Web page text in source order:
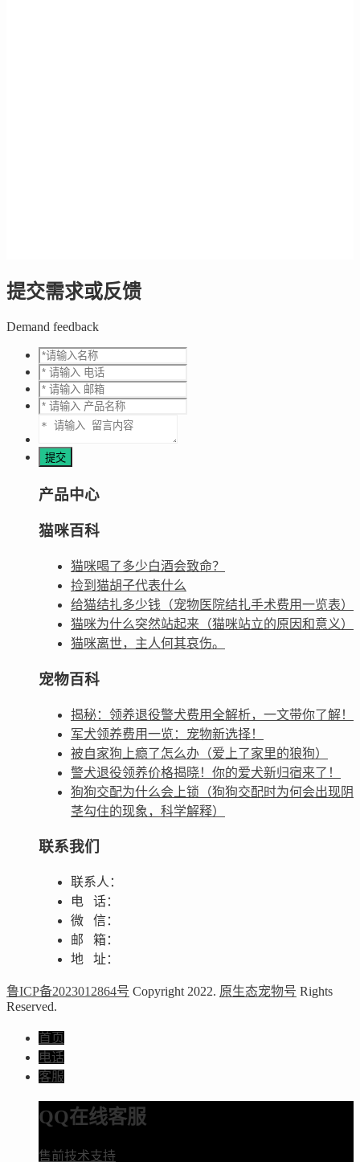
提交需求或反馈
Demand feedback
产品中心
猫咪百科
猫咪喝了多少白酒会致命？
捡到猫胡子代表什么
给猫结扎多少钱（宠物医院结扎手术费用一览表）
猫咪为什么突然站起来（猫咪站立的原因和意义）
猫咪离世，主人何其哀伤。
宠物百科
揭秘：领养退役警犬费用全解析，一文带你了解！
军犬领养费用一览：宠物新选择！
被自家狗上瘾了怎么办（爱上了家里的狼狗）
警犬退役领养价格揭晓！你的爱犬新归宿来了！
狗狗交配为什么会上锁（狗狗交配时为何会出现阴
茎勾住的现象，科学解释）
联系我们
联系人：
电 话：
微 信：
邮 箱：
地 址：
鲁ICP备2023012864号 Copyright 2022. 原生态宠物号 Rights
Reserved.
首页
电话
客服
QQ在线客服
售前技术支持